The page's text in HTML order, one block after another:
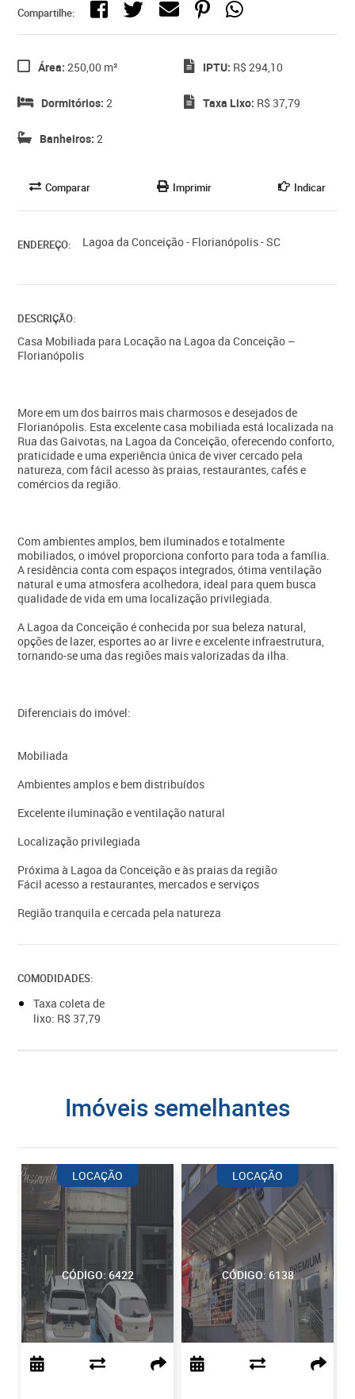
Compartilhe:
Área: 250,00 m²
Dormitórios: 2
Banheiros: 2
IPTU: R$ 294,10
Taxa Lixo: R$ 37,79
Comparar Imprimir Indicar
ENDEREÇO: Lagoa da Conceição - Florianópolis - SC
DESCRIÇÃO:
Casa Mobiliada para Locação na Lagoa da Conceição –
Florianópolis
More em um dos bairros mais charmosos e desejados de
Florianópolis. Esta excelente casa mobiliada está localizada na
Rua das Gaivotas, na Lagoa da Conceição, oferecendo conforto,
praticidade e uma experiência única de viver cercado pela
natureza, com fácil acesso às praias, restaurantes, cafés e
comércios da região.
Com ambientes amplos, bem iluminados e totalmente
mobiliados, o imóvel proporciona conforto para toda a família.
A residência conta com espaços integrados, ótima ventilação
natural e uma atmosfera acolhedora, ideal para quem busca
qualidade de vida em uma localização privilegiada.
A Lagoa da Conceição é conhecida por sua beleza natural,
opções de lazer, esportes ao ar livre e excelente infraestrutura,
tornando-se uma das regiões mais valorizadas da ilha.
Diferenciais do imóvel:
Mobiliada
Ambientes amplos e bem distribuídos
Excelente iluminação e ventilação natural
Localização privilegiada
Próxima à Lagoa da Conceição e às praias da região
Fácil acesso a restaurantes, mercados e serviços
Região tranquila e cercada pela natureza
COMODIDADES:
Taxa coleta de
lixo: R$ 37,79
imóveis semelhantes
CÓDIGO: 6422
LOCAÇÃO
CÓDIGO: 6138
LOCAÇÃO